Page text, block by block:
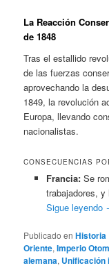
La Reacción
de 1848
Tras el estallido
de las fuerzas
aprovechando la
1849, la revolución
Europa, llevando
nacionalistas.
CONSECUENCIAS
Francia:Se
trabajadores, y
Sigue leyendo
Publicado en Historia
Oriente,Imperio
alemana, Unificación